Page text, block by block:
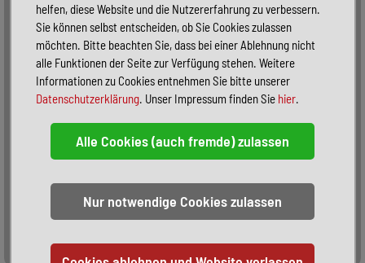
Sortieren:
helfen, diese Website und die Nutzererfahrung zu verbessern.
Sie können selbst entscheiden, ob Sie Cookies zulassen
möchten. Bitte beachten Sie, dass bei einer Ablehnung nicht
alle Funktionen der Seite zur Verfügung stehen. Weitere
Informationen zu Cookies entnehmen Sie bitte unserer
Datenschutzerklärung. Unser Impressum finden Sie hier.